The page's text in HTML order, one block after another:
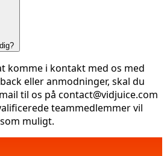
komme i kontakt med os med
eller anmodninger, skal du
til os på contact@vidjuice.com
teammedlemmer vil
muligt.